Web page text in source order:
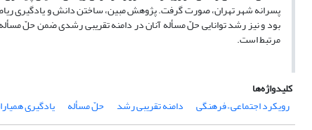
پسرانه شهر تهران، صورت گرفت. پژوهش مبین، ساختن دانش و یادگیری
بود و نیز رشد توانایی حلّ مسأله آنان در دامنه تقریبی رشدی ضمن حلّ
مرتبط است.
کلیدواژه‌ها
رویکرد اجتماعی – فرهنگی
دامنه تقریبی رشد حلّ مسأله یادگیری